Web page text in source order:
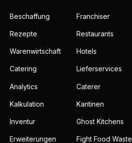
Beschaffung
Rezepte
Warenwirtschaft
Catering
Analytics
Kalkulation
Inventur
Erweiterungen
Franchiser
Restaurants
Hotels
Lieferservices
Caterer
Kantinen
Ghost Kitchens
Fight Food Waste